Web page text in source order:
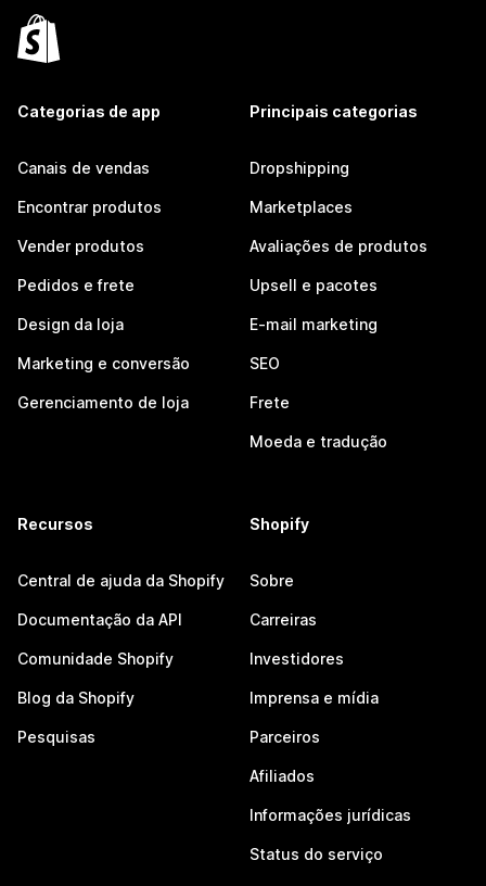
Categorias de app
Canais de vendas
Encontrar produtos
Vender produtos
Pedidos e frete
Design da loja
Marketing e conversão
Gerenciamento de loja
Principais categorias
Dropshipping
Marketplaces
Avaliações de produtos
Upsell e pacotes
E-mail marketing
SEO
Frete
Moeda e tradução
Recursos
Central de ajuda da Shopify
Documentação da API
Comunidade Shopify
Blog da Shopify
Pesquisas
Shopify
Sobre
Carreiras
Investidores
Imprensa e mídia
Parceiros
Afiliados
Informações jurídicas
Status do serviço